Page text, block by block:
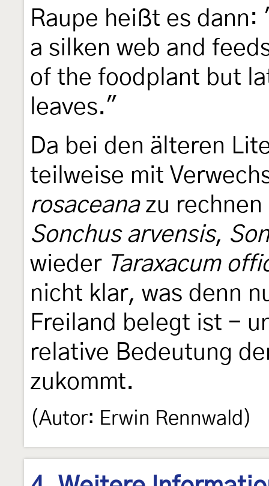
Raupe heißt es
a silken web and
of the foodplant but
leaves."
Da bei den älteren
teilweise mit
rosaceanazu rechnen
Sonchus arvensis,
wieder Taraxacum
nicht klar, was denn
Freiland belegt ist -
relative Bedeutung
zukommt.
(Autor: Erwin Rennwald)